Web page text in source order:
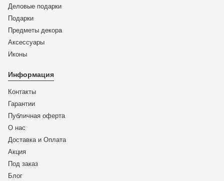
Деловые подарки
Подарки
Предметы декора
Аксессуары
Иконы
Информация
Контакты
Гарантии
Публичная оферта
О нас
Доставка и Оплата
Акция
Под заказ
Блог